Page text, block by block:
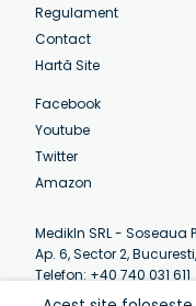
Regulament
Contact
Hartă Site
Facebook
Youtube
Twitter
Amazon
MedikIn SRL - Soseaua
Ap. 6, Sector 2,
Telefon: +40 740 031 611
Email: